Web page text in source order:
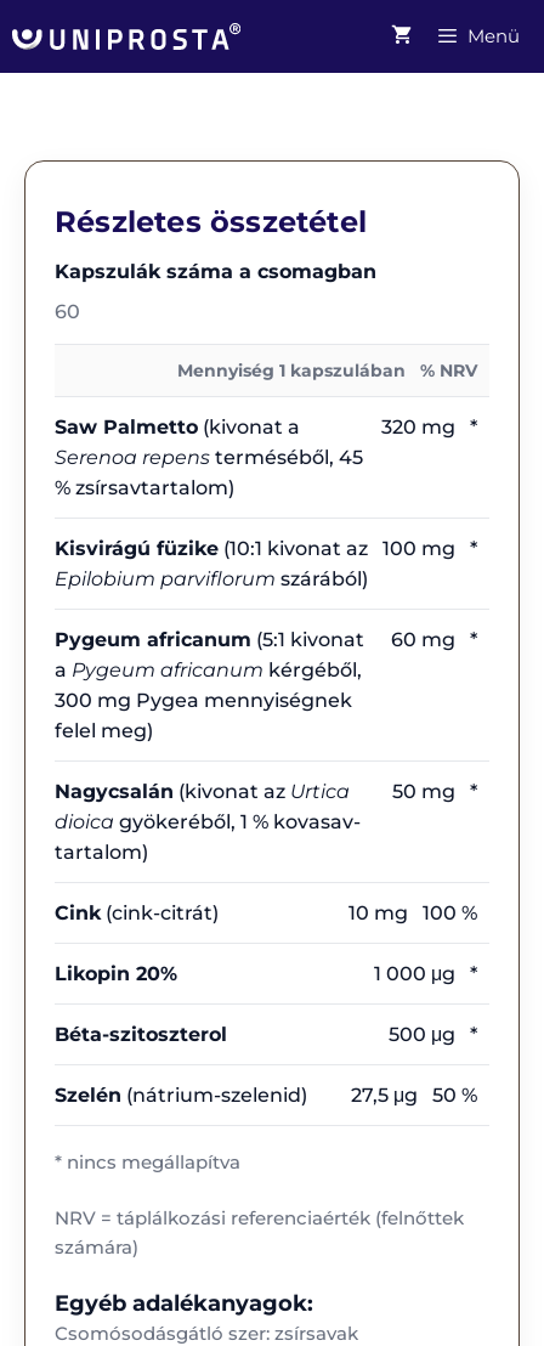
Menü
Részletes összetétel
Kapszulák száma a csomagban
60
Mennyiség 1 kapszulában % NRV
Saw Palmetto (kivonat a
Serenoa repens terméséből, 45
% zsírsavtartalom)
320 mg *
Kisvirágú füzike (10:1 kivonat az
Epilobium parviflorum szárából)
100 mg *
Pygeum africanum (5:1 kivonat
a Pygeum africanum kérgéből,
300 mg Pygea mennyiségnek
felel meg)
60 mg *
Nagycsalán (kivonat az Urtica
dioica gyökeréből, 1 % kovasav-
tartalom)
50 mg *
Cink(cink-citrát) 10 mg 100 %
Likopin 20% 1 000 μg *
Béta-szitoszterol 500 μg *
Szelén (nátrium-szelenid) 27,5 μg 50 %
* nincs megállapítva
NRV = táplálkozási referenciaérték (felnőttek
számára)
Egyéb adalékanyagok:
Csomósodásgátló szer: zsírsavak